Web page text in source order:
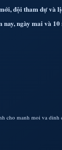
đội tham dự và
ngày mai và
cho manh moi va dinh